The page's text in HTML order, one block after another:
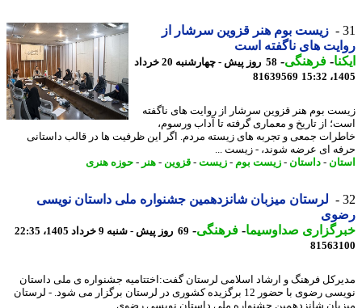
زیست بوم هنر قزوین سرشار از
های ناگفته است
-فرهنگی-
58 روز پیش - چهارشنبه 20 خرداد
81639569
بوم هنر قزوین سرشار از روایت های ناگفته
از تاریخ و معماری گرفته تا آداب ورسوم،
جمعی و تجربه های زیسته مردم. اگر این ظرفیت ها در قالب داستانی
ای عرضه شوند، - زیست ...
-داستان-زیست بوم-زیست-قزوین -هنر-حوزه هنری
لرستان میزبان شانزدهمین جشنواره ملی داستان نویسی
صداوسیما-فرهنگی-69 روز پیش - شنبه 9 خرداد 1405، 22:35
فرهنگ و ارشاد اسلامی لرستان گفت:اختتامیه جشنواره ی ملی داستان
نویسی رضوی با حضور 12 برگزیده کشوری در لرستان برگزار می شود. - لرستان
شانزدهمین جشنواره ملی داستان نویسی رضوی ...